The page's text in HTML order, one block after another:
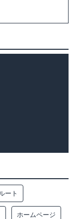
ート
ホームページ